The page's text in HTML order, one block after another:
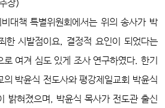
장)
대책 특별위원회에서는 위의 송사가 박
한 시발점이요, 결정적 요인이 되었다는
여겨 심도 있게 조사 연구하였다. 한기
박윤식 전도사와 평강제일교회 박윤식
밝혀졌으며, 박윤식 목사가 전도관 출신